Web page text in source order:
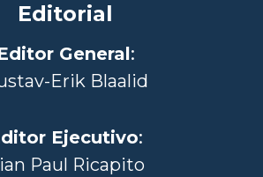
Editorial
General:
Erik Blaalid
Ejecutivo:
Paul Ricapito